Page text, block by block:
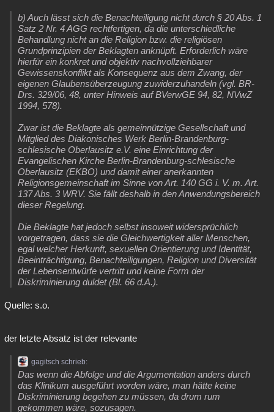
b) Auch lässt sich die Benachteiligung nicht durch § 20 Abs. 1
Satz 2 Nr. 4 AGG rechtfertigen, da die unterschiedliche
Behandlung nicht an die Religion bzw. die religiösen
Grundprinzipien der Beklagten anknüpft. Erforderlich wäre
hierfür ein konkret und objektiv nachvollziehbarer
Gewissenskonflikt als Konsequenz aus dem Zwang, der
eigenen Glaubensüberzeugung zuwiderzuhandeln (vgl. BR-
Drs. 329/06, 48, unter Hinweis auf BVerwGE 94, 82, NVwZ
1994, 578).
Zwar ist die Beklagte als gemeinnützige Gesellschaft und
Mitglied des Diakonisches Werk Berlin-Brandenburg-
schlesische Oberlausitz e.V. eine Einrichtung der
Evangelischen Kirche Berlin-Brandenburg-schlesische
Oberlausitz (EKBO) und damit einer anerkannten
Religionsgemeinschaft im Sinne von Art. 140 GG i. V. m. Art.
137 Abs. 3 WRV. Sie fällt deshalb in den Anwendungsbereich
dieser Regelung.
Die Beklagte hat jedoch selbst insoweit widersprüchlich
vorgetragen, dass sie die Gleichwertigkeit aller Menschen,
egal welcher Herkunft, sexuellen Orientierung und Identität,
Beeinträchtigung, Benachteiligungen, Religion und Diversität
der Lebensentwürfe vertritt und keine Form der
Diskriminierung duldet (Bl. 66 d.A.).
Quelle: s.o.
der letzte Absatz ist der relevante
gagitsch schrieb:
Das wenn die Abfolge und die Argumentation anders durch
das Klinikum ausgeführt worden wäre, man hätte keine
Diskriminierung begehen zu müssen, da drum rum
gekommen wäre, sozusagen.